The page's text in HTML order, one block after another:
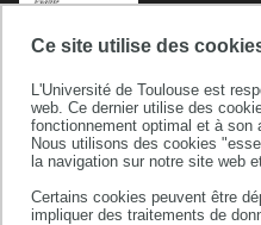
Ce site utilise des
L'Université de Toulouse est
web. Ce dernier utilise des
fonctionnement optimal et à son
Nous utilisons des cookies
la navigation sur notre site web
Certains cookies peuvent être
impliquer des traitements de
Université de Toulouse